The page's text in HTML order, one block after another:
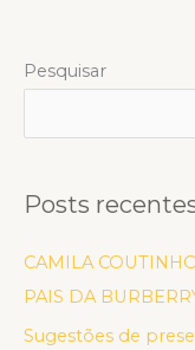
Pesquisar
Posts
CAMILA
PAIS DA
Sugestões de